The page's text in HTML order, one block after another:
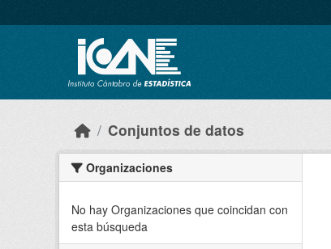
Conjuntos de datos
Organizaciones
No hay Organizaciones que coincidan con
esta búsqueda